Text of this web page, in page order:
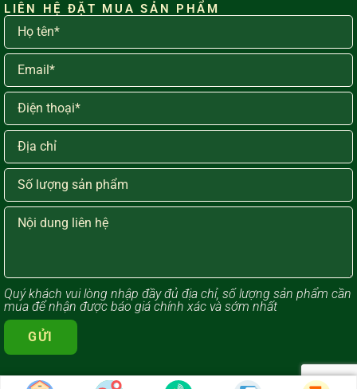
LIÊN HỆ ĐẶT MUA SẢN PHẨM
Quý khách vui lòng ​nhập đầy đủ địa chỉ, số lượng sản phẩm cần
mua để nhận được báo giá chính xác và sớm nhất